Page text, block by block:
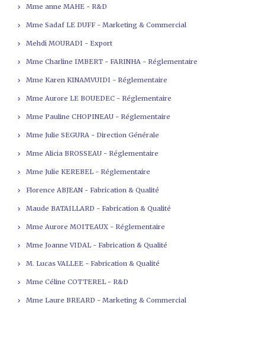
Mme anne MAHE - R&D
Mme Sadaf LE DUFF - Marketing & Commercial
Mehdi MOURADI - Export
Mme Charline IMBERT - FARINHA - Réglementaire
Mme Karen KINAMVUIDI - Réglementaire
Mme Aurore LE BOUEDEC - Réglementaire
Mme Pauline CHOPINEAU - Réglementaire
Mme Julie SEGURA - Direction Générale
Mme Alicia BROSSEAU - Réglementaire
Mme Julie KEREBEL - Réglementaire
Florence ABJEAN - Fabrication & Qualité
Maude BATAILLARD - Fabrication & Qualité
Mme Aurore MOITEAUX - Réglementaire
Mme Joanne VIDAL - Fabrication & Qualité
M. Lucas VALLEE - Fabrication & Qualité
Mme Céline COTTEREL - R&D
Mme Laure BREARD - Marketing & Commercial